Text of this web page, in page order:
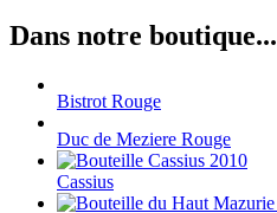
Dans notre boutique...
Bistrot Rouge
Duc de Meziere Rouge
Cassius